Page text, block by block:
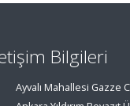
Bilgileri
Ayvalı Mahallesi Gazze